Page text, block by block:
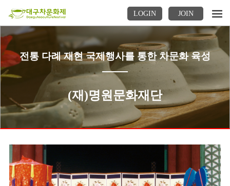
LOGIN JOIN
전통 다례 재현 국제행사를 통한 차문화 육성
(재)명원문화재단